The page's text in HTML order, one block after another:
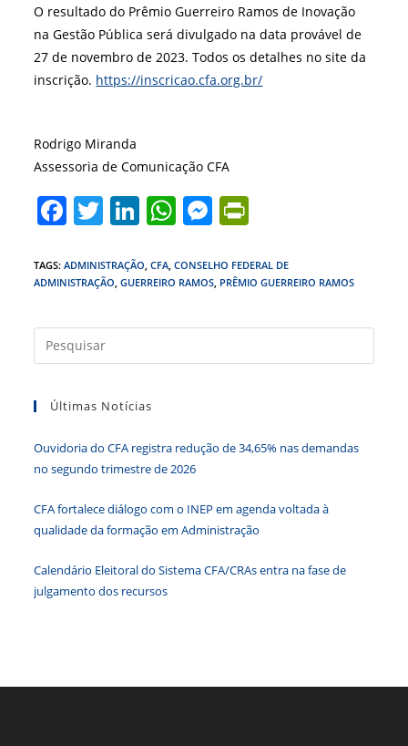
O resultado do Prêmio Guerreiro Ramos de Inovação
na Gestão Pública será divulgado na data provável de
27 de novembro de 2023. Todos os detalhes no site da
inscrição. https://inscricao.cfa.org.br/
Rodrigo Miranda
Assessoria de Comunicação CFA
F
c
e
b
o
k
T
itt
er
Li
k
e
dI
n
W
at
s
A
p
M
ss
e
n
g
tF
ri
e
n
TAGS:ADMINISTRAÇÃO CFA CONSELHO FEDERAL DE
ADMINISTRAÇÃO GUERREIRO RAMOS PRÊMIO GUERREIRO RAMOS
a
Últimas Notícias
Ouvidoria do CFA registra redução de 34,65% nas demandas
no segundo trimestre de 2026
CFA fortalece diálogo com o INEP em agenda voltada à
qualidade da formação em Administração
Calendário Eleitoral do Sistema CFA/CRAs entra na fase de
julgamento dos recursos